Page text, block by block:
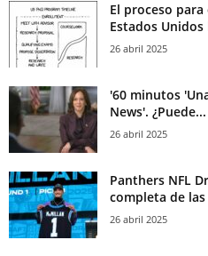
El proceso
Estados Unidos
26 abril 2025
'60 minutos
News'. ¿Puede...
26 abril 2025
Panthers NFL
completa de las
26 abril 2025